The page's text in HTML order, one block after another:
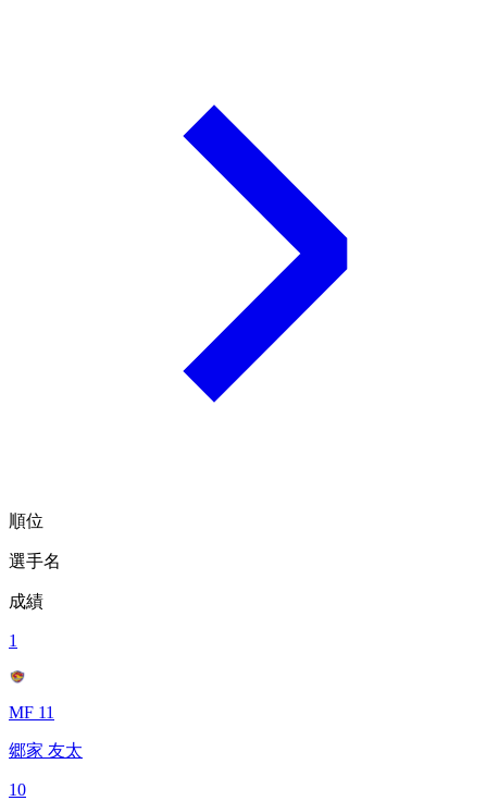
順位
選手名
成績
1
MF 11
郷家 友太
10